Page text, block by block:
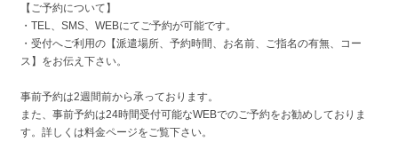
【ご予約について】
・TEL、SMS、WEBにてご予約が可能です。
・受付へご利用の【派遣場所、予約時間、お名前、ご指名の有無、コー
ス】をお伝え下さい。
事前予約は2週間前から承っております。
また、事前予約は24時間受付可能なWEBでのご予約をお勧めしておりま
す。詳しくは料金ページをご覧下さい。